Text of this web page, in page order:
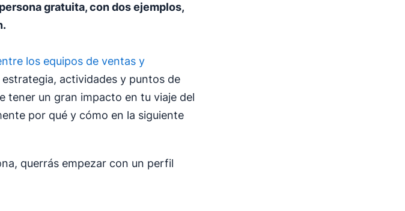
gratuita, con dos ejemplos,
los equipos de ventas y
actividades y puntos de
tener un gran impacto en tu viaje del
por qué y cómo en la siguiente
querrás empezar con un perfil